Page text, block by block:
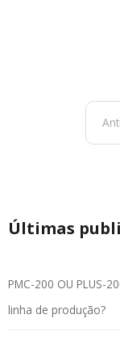
Últimas
PMC-200 OU PLUS-
linha de produção?